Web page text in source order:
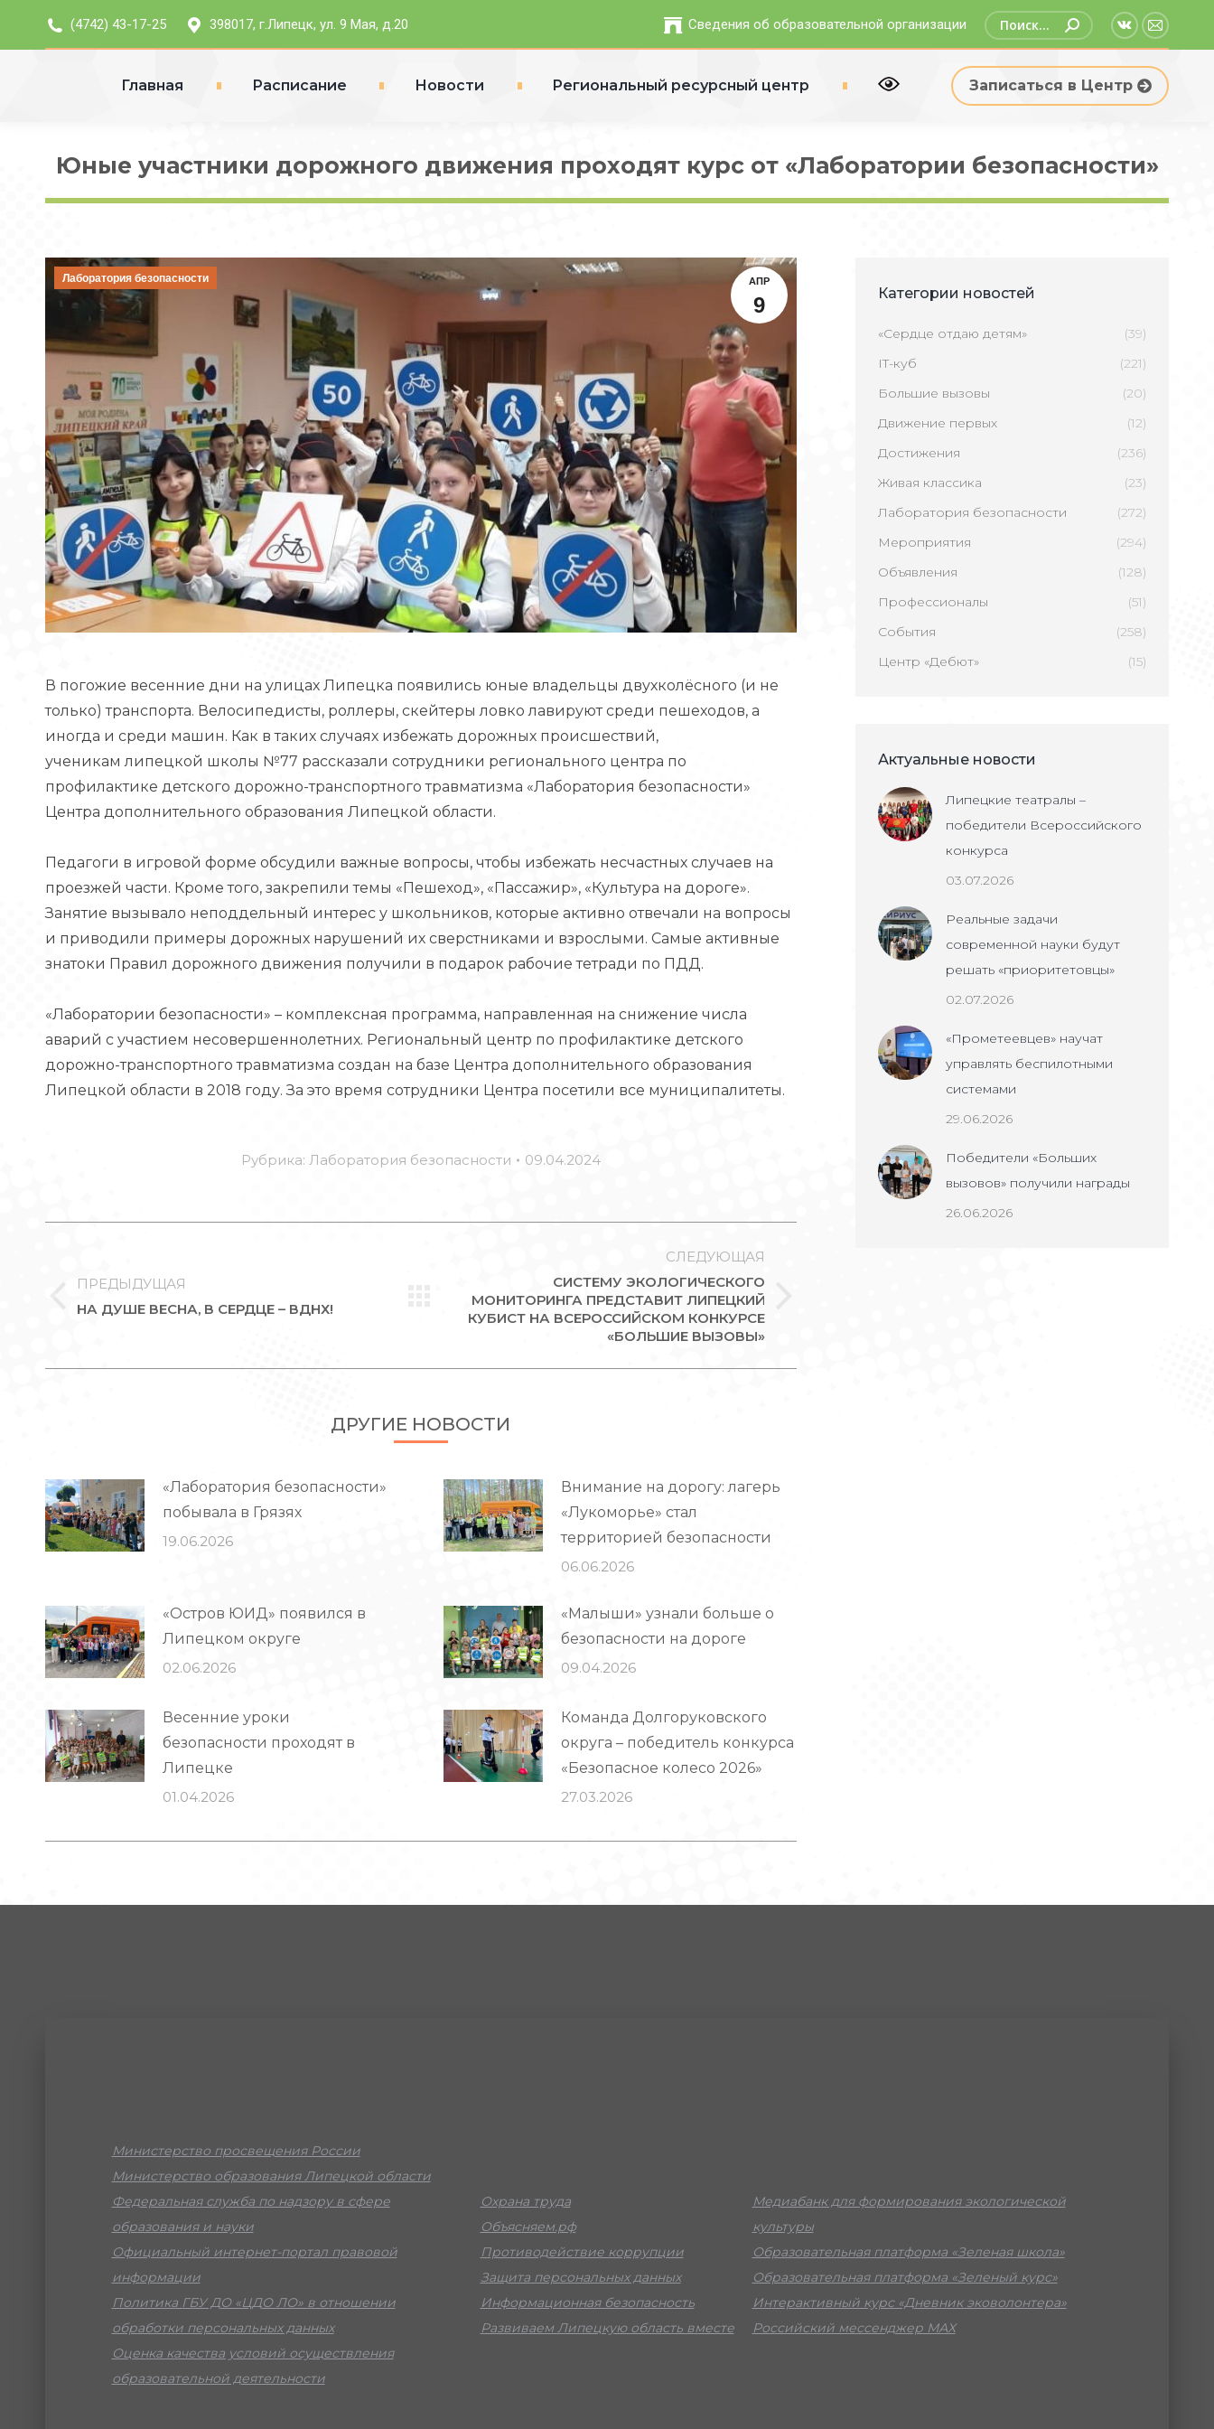
(4742) 43-17-25 398017, г.Липецк, ул. 9 Мая, д.20 Сведения об образовательной организации Поиск:
Страница
Вконтакте
окне
Email
окне
Главная Расписание Новости Региональный ресурсный центр Записаться в Центр
Юные участники дорожного движения проходят курс от «Лаборатории безопасности»
АПР
9
Лаборатория безопасности
В погожие весенние дни на улицах Липецка появились юные владельцы двухколёсного (и не
только) транспорта. Велосипедисты, роллеры, скейтеры ловко лавируют среди пешеходов, а
иногда и среди машин. Как в таких случаях избежать дорожных происшествий,
ученикам липецкой школы №77 рассказали сотрудники регионального центра по
профилактике детского дорожно-транспортного травматизма «Лаборатория безопасности»
Центра дополнительного образования Липецкой области.
Педагоги в игровой форме обсудили важные вопросы, чтобы избежать несчастных случаев на
проезжей части. Кроме того, закрепили темы «Пешеход», «Пассажир», «Культура на дороге».
Занятие вызывало неподдельный интерес у школьников, которые активно отвечали на вопросы
и приводили примеры дорожных нарушений их сверстниками и взрослыми. Самые активные
знатоки Правил дорожного движения получили в подарок рабочие тетради по ПДД.
«Лаборатории безопасности» – комплексная программа, направленная на снижение числа
аварий с участием несовершеннолетних. Региональный центр по профилактике детского
дорожно-транспортного травматизма создан на базе Центра дополнительного образования
Липецкой области в 2018 году. За это время сотрудники Центра посетили все муниципалитеты.
Рубрика: Лаборатория безопасности 09.04.2024
ЗАПИСЯМ
ПРЕДЫДУЩАЯ
Предыдущая
НА ДУШЕ ВЕСНА, В СЕРДЦЕ – ВДНХ!
СЛЕДУЮЩАЯ
Следующая
СИСТЕМУ ЭКОЛОГИЧЕСКОГО
МОНИТОРИНГА ПРЕДСТАВИТ ЛИПЕЦКИЙ
КУБИСТ НА ВСЕРОССИЙСКОМ КОНКУРСЕ
«БОЛЬШИЕ ВЫЗОВЫ»
ДРУГИЕ НОВОСТИ
«Лаборатория безопасности»
побывала в Грязях
19.06.2026
Внимание на дорогу: лагерь
«Лукоморье» стал
территорией безопасности
06.06.2026
«Остров ЮИД» появился в
Липецком округе
02.06.2026
«Малыши» узнали больше о
безопасности на дороге
09.04.2026
Весенние уроки
безопасности проходят в
Липецке
01.04.2026
Команда Долгоруковского
округа – победитель конкурса
«Безопасное колесо 2026»
27.03.2026
Категории новостей
«Сердце отдаю детям»
(39)
IT-куб
(221)
Большие вызовы
(20)
Движение первых
(12)
Достижения
(236)
Живая классика
(23)
Лаборатория безопасности
(272)
Мероприятия
(294)
Объявления
(128)
Профессионалы
(51)
События
(258)
Центр «Дебют»
(15)
Актуальные новости
Липецкие театралы –
победители Всероссийского
конкурса
03.07.2026
Реальные задачи
современной науки будут
решать «приоритетовцы»
02.07.2026
«Прометеевцев» научат
управлять беспилотными
системами
29.06.2026
Победители «Больших
вызовов» получили награды
26.06.2026
Министерство просвещения России
Министерство образования Липецкой области
Федеральная служба по надзору в сфере
образования и науки
Официальный интернет-портал правовой
информации
Политика ГБУ ДО «ЦДО ЛО» в отношении
обработки персональных данных
Оценка качества условий осуществления
образовательной деятельности
Охрана труда
Объясняем.рф
Противодействие коррупции
Защита персональных данных
Информационная безопасность
Развиваем Липецкую область вместе
Медиабанк для формирования экологической
культуры
Образовательная платформа «Зеленая школа»
Образовательная платформа «Зеленый курс»
Интерактивный курс «Дневник эковолонтера»
Российский мессенджер МАХ